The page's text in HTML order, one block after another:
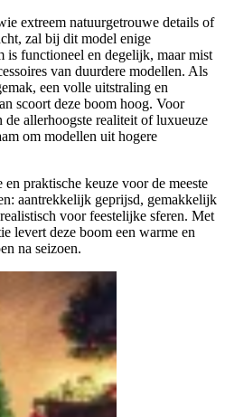
extreem natuurgetrouwe details of
zal bij dit model enige
is functioneel en degelijk, maar mist
van duurdere modellen. Als
een volle uitstraling en
scoort deze boom hoog. Voor
de allerhoogste realiteit of luxueuze
om modellen uit hogere
praktische keuze voor de meeste
aantrekkelijk geprijsd, gemakkelijk
voor feestelijke sferen. Met
levert deze boom een warme en
na seizoen.